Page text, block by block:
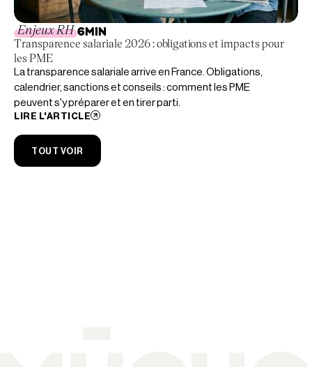
Enjeux RH 6MIN
Transparence salariale 2026 : obligations et impacts pour
les PME
La transparence salariale arrive en France. Obligations,
calendrier, sanctions et conseils : comment les PME
peuvent s'y préparer et en tirer parti.
LIRE L'ARTICLE
TOUT VOIR